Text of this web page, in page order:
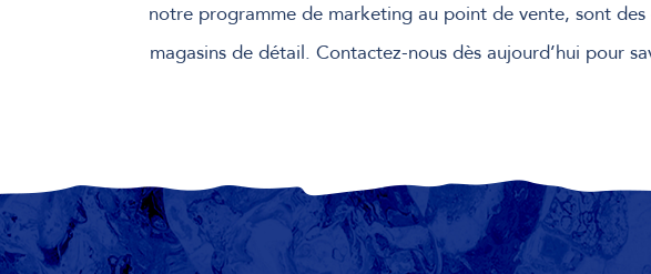
notre programme de marketing au point de vente, sont
magasins de détail. Contactez-nous dès aujourd’hui pour